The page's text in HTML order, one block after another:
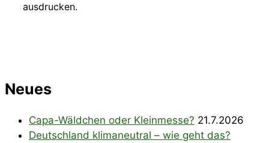
ausdrucken.
Neues
Capa-Wäldchen oder Kleinmesse? 21.7.2026
Deutschland klimaneutral – wie geht das?